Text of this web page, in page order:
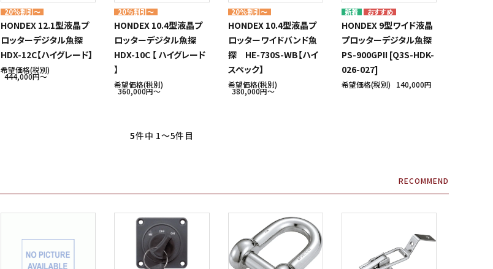
20%割引～
HONDEX 12.1型液晶プ
ロッターデジタル魚探
HDX-12C【ハイグレード】
希望価格(税別)
444,000円〜
20%割引～
HONDEX 10.4型液晶プ
ロッターデジタル魚探
HDX-10C 【 ハイグレード
】
希望価格(税別)
360,000円〜
20%割引～
HONDEX 10.4型液晶プ
ロッターワイドバンド魚
探 HE-730S-WB【ハイ
スペック】
希望価格(税別)
380,000円〜
HONDEX 9型ワイド液晶
プロッターデジタル魚探
PS-900GPII [Q3S-HDK-
026-027]
希望価格(税別) 140,000円
5件中 1〜5件目
RECOMMEND